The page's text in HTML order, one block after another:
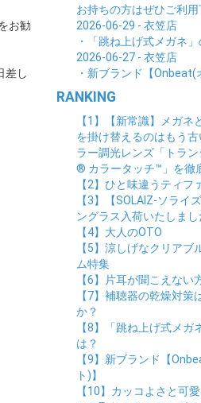
お勧
差し
お持ちの方はぜひご利用
2026-06-29 - 衣笠店
・「跳ね上げ式メガネ
2026-06-27 - 衣笠店
・新ブランド【Onbeat(
RANKING
【1】【新常識】メガネ
を掛け替えるのはもう
ラー調光レンズ「トラ
® カラータッチ™」を徹
【2】ひと味違うティフ
【3】【SOLAIZ-ソライ
ングラス入荷いたしまし
【4】大人のOTO
【5】涼しげなクリアブ
ム特集
【6】片耳が聞こえない
【7】補聴器の乾燥対策
か？
【8】「跳ね上げ式メガ
は？
【9】新ブランド【
ト)】
【10】カッコよさと可